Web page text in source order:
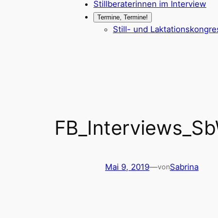
Stillberaterinnen im Interview
Termine, Termine!
Still- und
Mai 9, 2019—vonSabrina